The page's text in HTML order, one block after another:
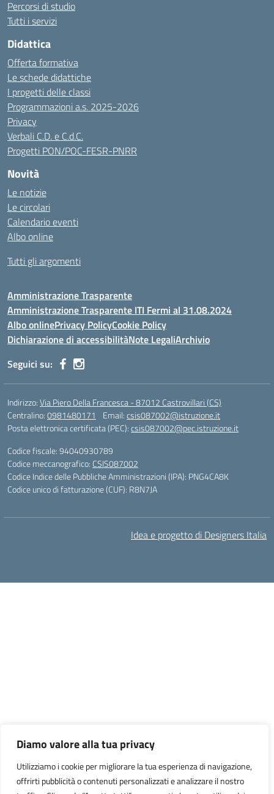
Diamo valore alla tua privacy
Utilizziamo i cookie per migliorare la tua esperienza di navigazione,
offrirti pubblicità o contenuti personalizzati e analizzare il nostro
Percorsi di studio
Tutti i servizi
Didattica
Offerta formativa
Le schede didattiche
I progetti delle classi
Programmazioni a.s. 2025-2026
Privacy
Verbali C.D. e C.d.C.
Progetti PON/POC-FESR-PNRR
Novità
Le notizie
Le circolari
Calendario eventi
Albo online
Tutti gli argomenti
Amministrazione Trasparente
Amministrazione Trasparente ITI Fermi al 31.08.2024
Albo onlinePrivacy PolicyCookie Policy
Dichiarazione di accessibilitàNote LegaliArchivio
Seguici su:
Indirizzo:Via Piero Della Francesca - 87012 Castrovillari (CS)
Centralino:0981480171 Email:csis087002@istruzione.it
Posta elettronica certificata (PEC):csis087002@pec.istruzione.it
Codice fiscale: 94040930789
Codice meccanografico: CSIS087002
Codice Indice delle Pubbliche Amministrazioni (IPA): PNG4CA8K
Codice unico di fatturazione (CUF): R8N7JA
Idea e progetto di Designers Italia